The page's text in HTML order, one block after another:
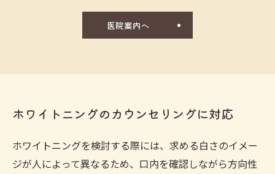
医院案内へ
ホワイトニングのカウンセリングに対応
ホワイトニングを検討する際には、求める白さのイメー
ジが人によって異なるため、口内を確認しながら方向性